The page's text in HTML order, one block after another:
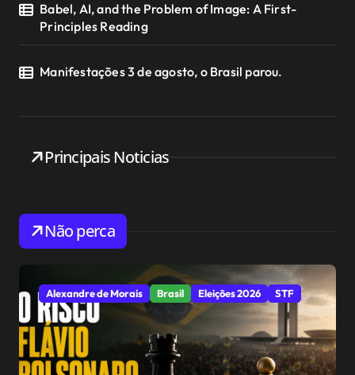
Babel, AI, and the Problem of Image: A First-
Principles Reading
Manifestações 3 de agosto, o Brasil parou.
Principais Noticias
Não perca
Alexandre de Morais Brasil Eleições 2026 STF